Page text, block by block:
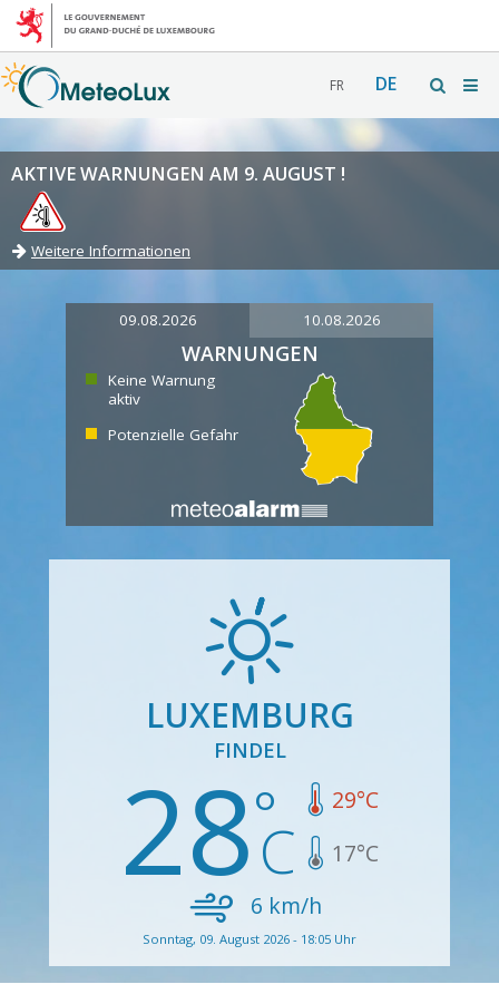
FR DE
AKTIVE WARNUNGEN AM 9. AUGUST !
Weitere Informationen
09.08.2026 10.08.2026
WARNUNGEN
Keine Warnung
aktiv
Potenzielle Gefahr
LUXEMBURG
FINDEL
28 29°C
17°C
6 km/h
Sonntag, 09. August 2026 - 18:05 Uhr